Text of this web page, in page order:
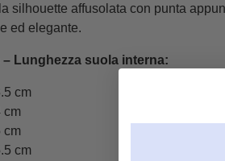
silhouette affusolata con punta
ed elegante.
– Lunghezza suola interna:
cm
cm
cm
cm